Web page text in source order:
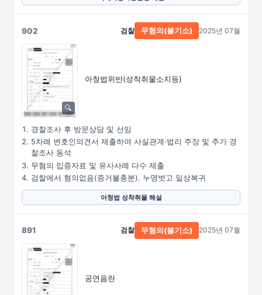
902
아청법위반(성착취물소지등)
검찰 무혐의(불기소) 2025년 07월
경찰조사 후 방문상담 및 선임
5차례 변호인의견서 제출하여 사실관계·법리 주장 및 추가 경
찰조사 동석
무혐의 입증자료 및 유사사례 다수 제출
검찰에서 혐의없음(증거불충분). 누명벗고 일상복귀
아청법 성착취물 해설
891
공연음란
검찰 무혐의(불기소) 2025년 07월